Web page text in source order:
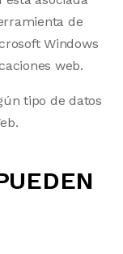
de
Windows
web.
tipo de datos